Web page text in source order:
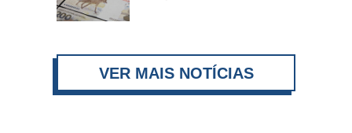
VER MAIS NOTÍCIAS